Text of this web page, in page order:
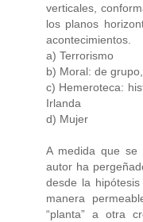
verticales,
los planos
acontecimientos.
a) Terrorismo
b) Moral: de
c) Hemeroteca:
Irlanda
d) Mujer
A medida que se
autor ha
desde la
manera
“planta” a otra